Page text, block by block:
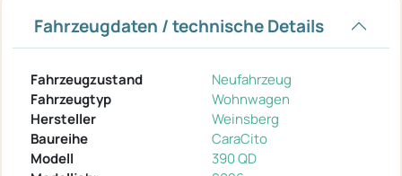
Fahrzeugdaten / technische Details
Fahrzeugzustand
Neufahrzeug
Fahrzeugtyp
Wohnwagen
Hersteller
Weinsberg
Baureihe
CaraCito
Modell
390 QD